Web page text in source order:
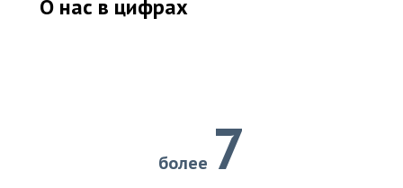
О нас в цифрах
более 7